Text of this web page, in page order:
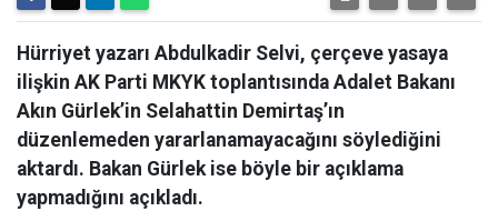
Hürriyet yazarı Abdulkadir Selvi, çerçeve yasaya
ilişkin AK Parti MKYK toplantısında Adalet Bakanı
Akın Gürlek’in Selahattin Demirtaş’ın
düzenlemeden yararlanamayacağını söylediğini
aktardı. Bakan Gürlek ise böyle bir açıklama
yapmadığını açıkladı.